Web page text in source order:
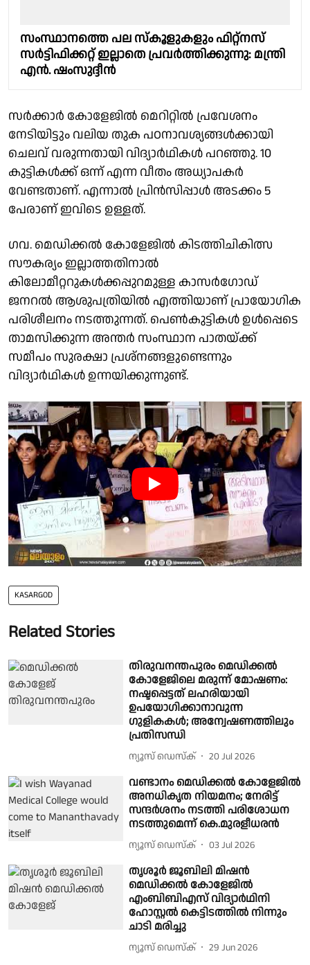
സംസ്ഥാനത്തെ പല സ്‌കൂളുകളും ഫിറ്റ്നസ്
സർട്ടിഫിക്കറ്റ് ഇല്ലാതെ പ്രവർത്തിക്കുന്നു: മന്ത്രി
എൻ. ഷംസുദ്ദീൻ
സർക്കാർ കോളേജിൽ മെറിറ്റിൽ പ്രവേശനം
നേടിയിട്ടും വലിയ തുക പഠനാവശ്യങ്ങൾക്കായി
ചെലവ് വരുന്നതായി വിദ്യാർഥികൾ പറഞ്ഞു. 10
കുട്ടികൾക്ക് ഒന്ന് എന്ന വീതം അധ്യാപകർ
വേണ്ടതാണ്. എന്നാൽ പ്രിൻസിപ്പാൾ അടക്കം 5
പേരാണ് ഇവിടെ ഉള്ളത്.
ഗവ. മെഡിക്കൽ കോളേജിൽ കിടത്തിചികിത്സ
സൗകര്യം ഇല്ലാത്തതിനാൽ
കിലോമീറ്ററുകൾക്കപ്പുറമുള്ള കാസർഗോഡ്
ജനറൽ ആശുപത്രിയിൽ എത്തിയാണ് പ്രായോഗിക
പരിശീലനം നടത്തുന്നത്. പെൺകുട്ടികൾ ഉൾപ്പെടെ
താമസിക്കുന്ന അന്തർ സംസ്ഥാന പാതയ്ക്ക്
സമീപം സുരക്ഷാ പ്രശ്നങ്ങളുണ്ടെന്നും
വിദ്യാർഥികൾ ഉന്നയിക്കുന്നുണ്ട്.
KASARGOD
Related Stories
തിരുവനന്തപുരം മെഡിക്കൽ
കോളേജിലെ മരുന്ന് മോഷണം:
നഷ്ടപ്പെട്ടത് ലഹരിയായി
ഉപയോഗിക്കാനാവുന്ന
ഗുളികകള്‍; അന്വേഷണത്തിലും
പ്രതിസന്ധി
ന്യൂസ് ഡെസ്ക് 20 Jul 2026
വണ്ടാനം മെഡിക്കൽ കോളേജിൽ
അനധികൃത നിയമനം; നേരിട്ട്
സന്ദർശനം നടത്തി പരിശോധന
നടത്തുമെന്ന് കെ.മുരളീധരൻ
ന്യൂസ് ഡെസ്ക് 03 Jul 2026
തൃശൂർ ജൂബിലി മിഷൻ
മെഡിക്കൽ കോളേജിൽ
എംബിബിഎസ് വിദ്യാർഥിനി
ഹോസ്റ്റൽ കെട്ടിടത്തിൽ നിന്നും
ചാടി മരിച്ചു
ന്യൂസ് ഡെസ്ക് 29 Jun 2026